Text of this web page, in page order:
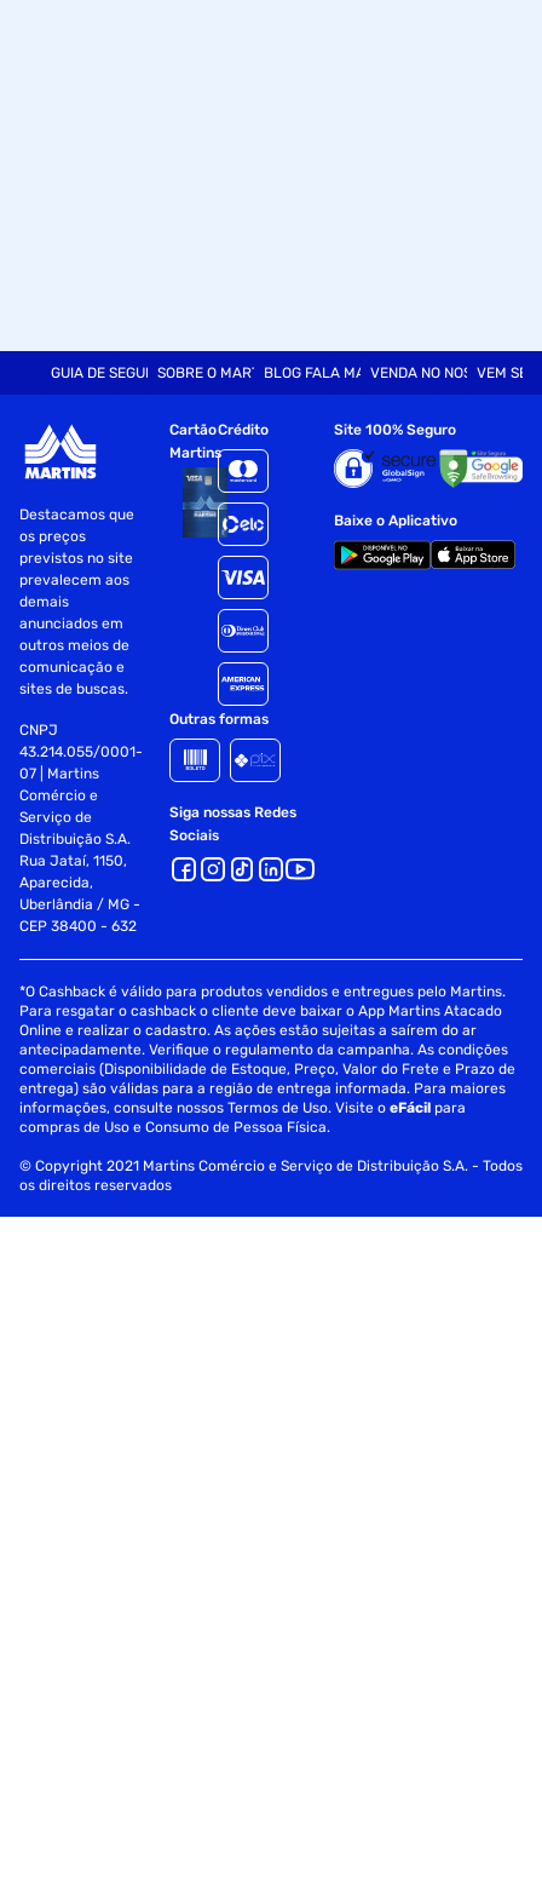
GUIA DE SEGURANÇASOBRE O MARTINSBLOG FALA MARTVENDA NO NOSSO SITE
VEM SER
Destacamos que
os preços
previstos no site
prevalecem aos
demais
anunciados em
outros meios de
comunicação e
sites de buscas.
CNPJ
43.214.055/0001-
07 | Martins
Comércio e
Serviço de
Distribuição S.A.
Rua Jataí, 1150,
Aparecida,
Uberlândia / MG -
CEP 38400 - 632
Cartão
Martins
Crédito
Outras formas
Siga nossas Redes
Sociais
Site 100% Seguro
Baixe o Aplicativo
*O Cashback é válido para produtos vendidos e entregues pelo Martins.
Para resgatar o cashback o cliente deve baixar o App Martins Atacado
Online e realizar o cadastro. As ações estão sujeitas a saírem do ar
antecipadamente. Verifique o regulamento da campanha. As condições
comerciais (Disponibilidade de Estoque, Preço, Valor do Frete e Prazo de
entrega) são válidas para a região de entrega informada. Para maiores
informações, consulte nossos Termos de Uso. Visite oeFácil para
compras de Uso e Consumo de Pessoa Física.
© Copyright 2021 Martins Comércio e Serviço de Distribuição S.A. - Todos
os direitos reservados